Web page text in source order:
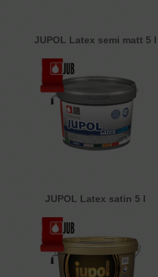
JUPOL Latex semi matt 5 l
JUPOL Latex satin 5 l